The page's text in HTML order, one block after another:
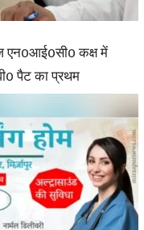
in
Hindi,
एन0आई0सी0 कक्ष में
पैट का प्रथम